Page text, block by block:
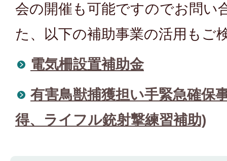
会の開催も可能ですのでお問い
た、以下の補助事業の活用もご
電気柵設置補助金
有害鳥獣捕獲担い手緊急確保
得、ライフル銃射撃練習補助)